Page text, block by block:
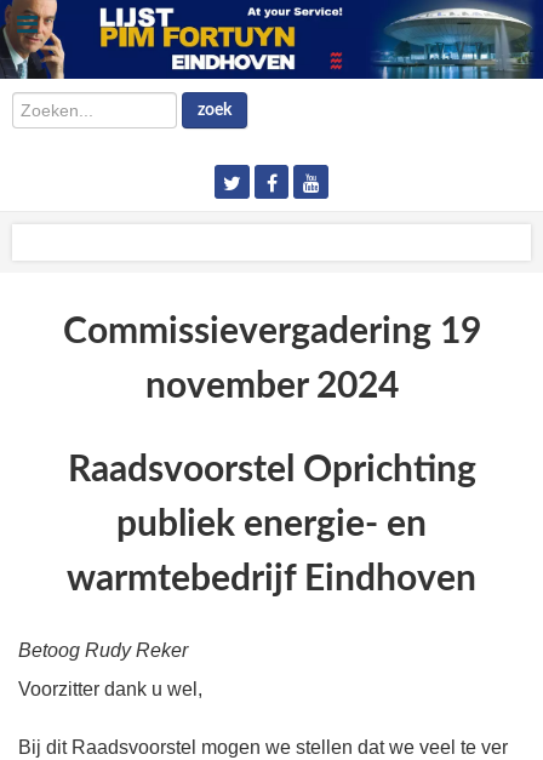
Zoeken... zoek
Commissievergadering 19
november 2024
Raadsvoorstel Oprichting
publiek energie- en
warmtebedrijf Eindhoven
Betoog Rudy Reker
Voorzitter dank u wel,
Bij dit Raadsvoorstel mogen we stellen dat we veel te ver